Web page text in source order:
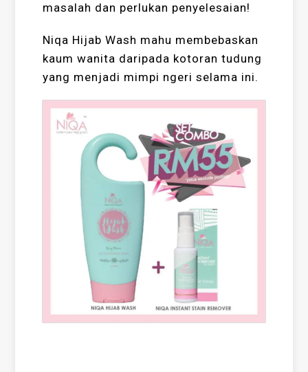
masalah dan perlukan penyelesaian!
Niqa Hijab Wash mahu membebaskan
kaum wanita daripada kotoran tudung
yang menjadi mimpi ngeri selama ini.